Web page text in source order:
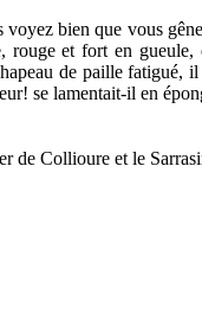
voyez bien que vous
rouge et fort en
de paille
se lamentait‑il en
de Collioure et le